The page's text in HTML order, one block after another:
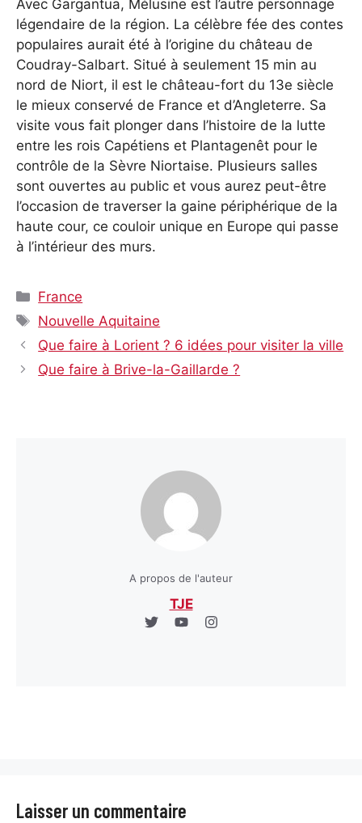
Avec Gargantua, Mélusine est l’autre personnage
légendaire de la région. La célèbre fée des contes
populaires aurait été à l’origine du château de
Coudray-Salbart. Situé à seulement 15 min au
nord de Niort, il est le château-fort du 13e siècle
le mieux conservé de France et d’Angleterre. Sa
visite vous fait plonger dans l’histoire de la lutte
entre les rois Capétiens et Plantagenêt pour le
contrôle de la Sèvre Niortaise. Plusieurs salles
sont ouvertes au public et vous aurez peut-être
l’occasion de traverser la gaine périphérique de la
haute cour, ce couloir unique en Europe qui passe
à l’intérieur des murs.
Catégories
France
Étiquettes
Nouvelle Aquitaine
Que faire à Lorient ? 6 idées pour visiter la ville
Que faire à Brive-la-Gaillarde ?
A propos de l'auteur
TJE
Laisser un commentaire